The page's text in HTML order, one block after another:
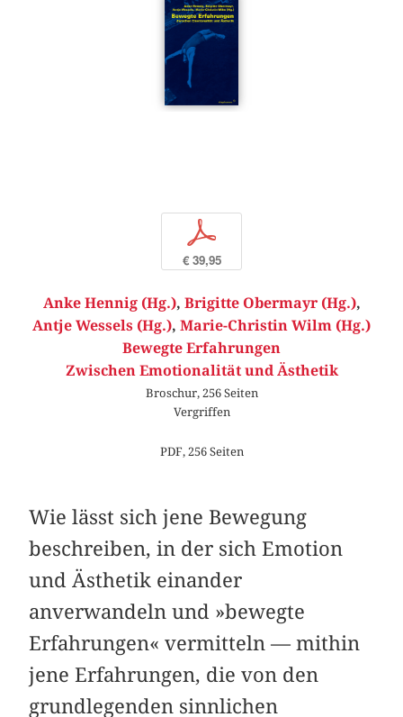
p
€ 39,95
Anke Hennig (Hg.), Brigitte Obermayr (Hg.),
Antje Wessels (Hg.), Marie-Christin Wilm (Hg.)
Bewegte Erfahrungen
Zwischen Emotionalität und Ästhetik
Broschur, 256 Seiten
Vergriffen
PDF, 256 Seiten
Wie lässt sich jene Bewegung
beschreiben, in der sich Emotion
und Ästhetik einander
anverwandeln und »bewegte
Erfahrungen« vermitteln — mithin
jene Erfahrungen, die von den
grundlegenden sinnlichen